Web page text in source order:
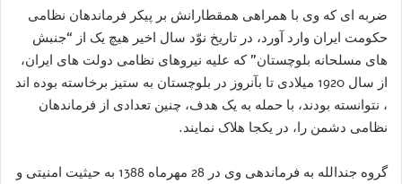
ضربه ای که وی با همراهی همقطارانش بر پیکر فرماندهان نظامی
حکومت ایران وارد آورد، در تاریخ نوّد سال اخیر هیچ یک از “جنبش
های مسلحانه بلوچستان” که علیه نیروهای نظامی دولت های ایران،
از سال 1920 میلادی تا بآنروز در بلوچستان به ستیز برخاسته بوده اند
، نتوانسته بودند، با حمله به یک هدف، چنین تعدادی از فرماندهان
نظامی دشمن را، در یکجا هلاک نمایند.
گروه جندالله به فرماندهی وی در 28 مهرماه 1388 به حیثیت امنیتی و